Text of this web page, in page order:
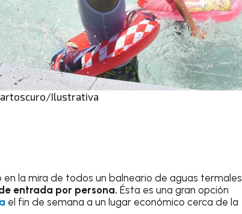
Ilustrativa
en la mira de todos un balneario de aguas termales
entrada por persona. Ésta es una gran opción
el fin de semana a un lugar económico cerca de la